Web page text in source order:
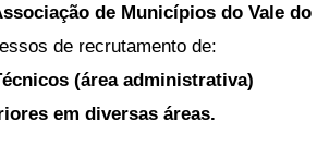
de Municípios do Vale do
de recrutamento de:
(área administrativa)
em diversas áreas.